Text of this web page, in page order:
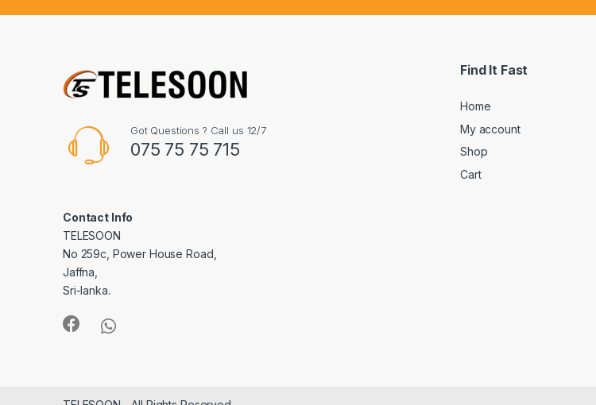
Got Questions ? Call us 12/7
075 75 75 715
Contact Info
TELESOON
No 259c, Power House Road,
Jaffna,
Sri-lanka.
Find It Fast
Home
My account
Shop
Cart